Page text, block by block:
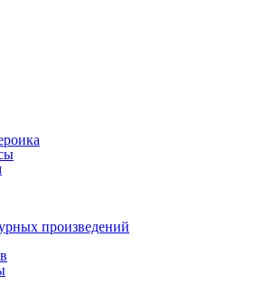
произведений